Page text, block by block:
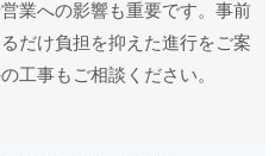
業への影響も重要です。事前
だけ負担を抑えた進行をご案
工事もご相談ください。